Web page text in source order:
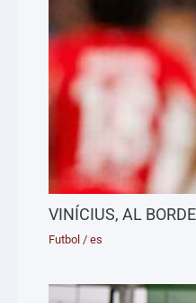
VINÍCIUS, AL BORDE
Futbol /es